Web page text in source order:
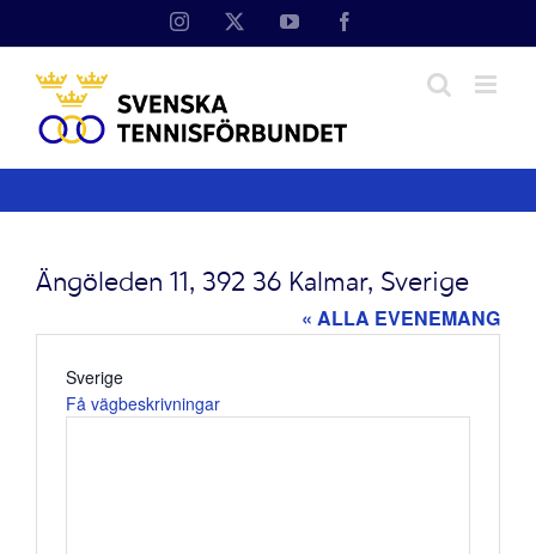
Instagram YouTube
Ängöleden 11, 392 36 Kalmar, Sverige
« ALLA EVENEMANG
Adress
Sverige
Få vägbeskrivningar